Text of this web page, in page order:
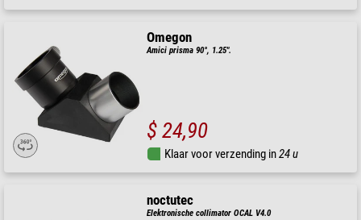
Omegon
Amici prisma 90°, 1.25".
$ 24,90
Klaar voor verzending in24 u
noctutec
Elektronische collimator OCAL V4.0